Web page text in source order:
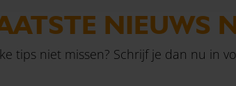
NIEUWS
tips niet missen? Schrijf je dan nu in